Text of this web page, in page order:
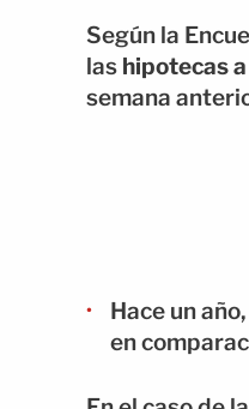
Según la
las hipotecas
semana
Hace un
en